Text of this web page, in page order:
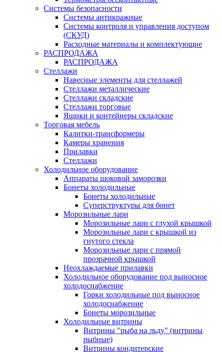
Системы безопасности
Системы антикражные
Системы контроля и управления доступом
(СКУД)
Расходные материалы и комплектующие
РАСПРОДАЖА
РАСПРОДАЖА
Стеллажи
Навесные элементы для стеллажей
Стеллажи металлические
Стеллажи складские
Стеллажи торговые
Ящики и контейнеры складские
Торговая мебель
Калитки-трансформеры
Камеры хранения
Прилавки
Стеллажи
Холодильное оборудование
Аппараты шоковой заморозки
Бонеты холодильные
Бонеты холодильные
Суперструктуры для бонет
Морозильные лари
Морозильные лари с глухой крышкой
Морозильные лари с крышкой из
гнутого стекла
Морозильные лари с прямой
прозрачной крышкой
Неохлаждаемые прилавки
Холодильное оборудование под выносное
холодоснабжение
Горки холодильные под выносное
холодоснабжение
Бонеты морозильные
Холодильные витрины
Витрины "рыба на льду" (витрины
рыбные)
Витрины кондитерские